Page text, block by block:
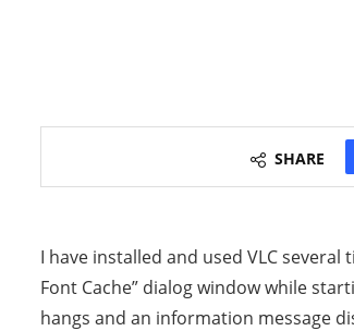
SHARE
I have installed and used VLC
Font Cache” dialog window while
hangs and an information message